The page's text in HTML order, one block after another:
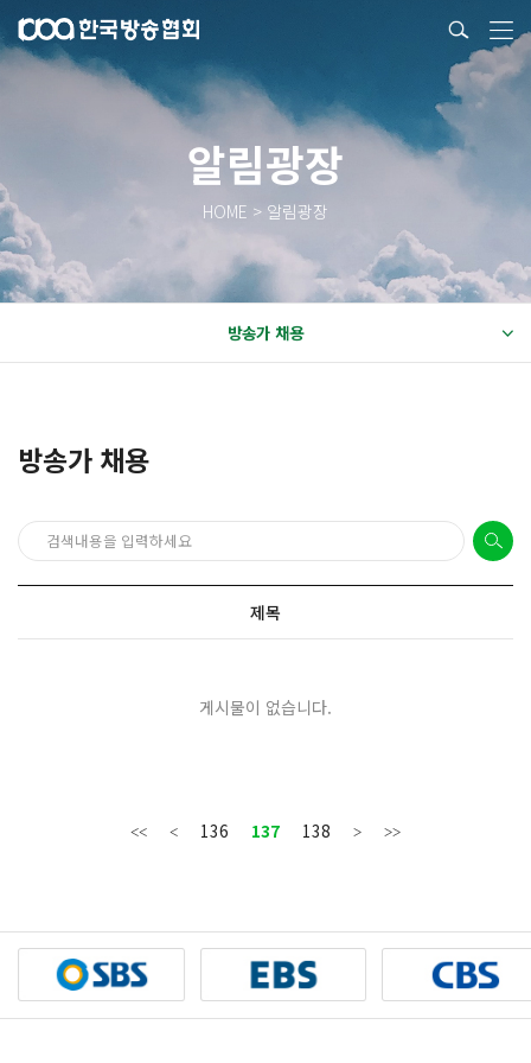
알림광장
HOME > 알림광장
방송가 채용
방송가 채용
제목
게시물이 없습니다.
136 137 138